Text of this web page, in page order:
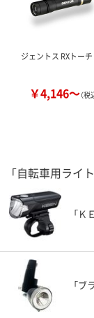
ジェントス RXトーチ
￥4,146～（税
「自転車用ライ
「Ｋ
「